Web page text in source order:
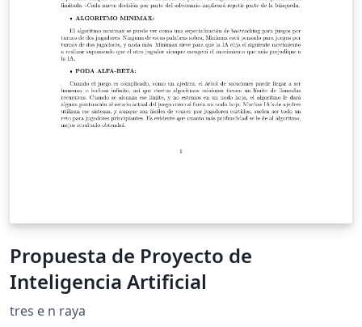
Propuesta de Proyecto de
Inteligencia Artificial
tres e n raya